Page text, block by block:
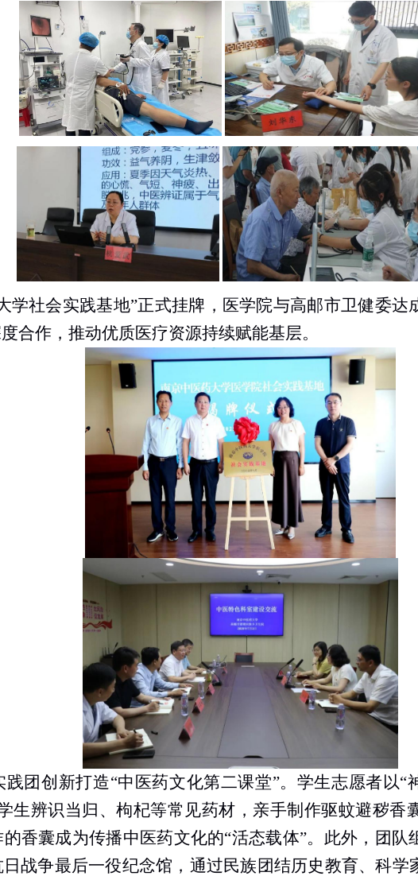
学社会实践基地”正式挂牌，医学院与高邮市卫健委
合作，推动优质医疗资源持续赋能基层。
团创新打造“中医药文化第二课堂”。学生志愿者以“
生辨识当归、枸杞等常见药材，亲手制作驱蚊避秽香
香囊成为传播中医药文化的“活态载体”。此外，团
战争最后一役纪念馆，通过民族团结历史教育、科